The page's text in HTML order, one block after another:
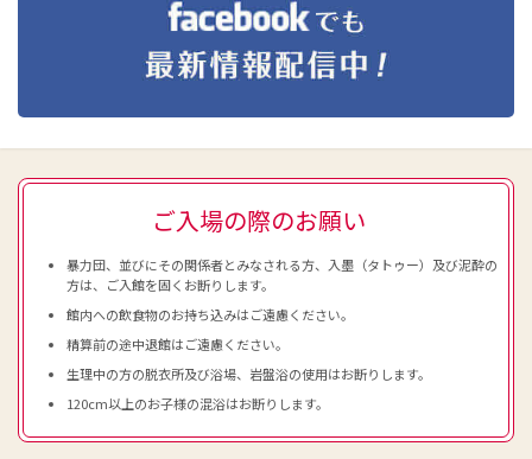
ご入場の際のお願い
暴力団、並びにその関係者とみなされる方、入墨（タトゥー）及び泥酔の
方は、ご入館を固くお断りします。
館内への飲食物のお持ち込みはご遠慮ください。
精算前の途中退館はご遠慮ください。
生理中の方の脱衣所及び浴場、岩盤浴の使用はお断りします。
120cm以上のお子様の混浴はお断りします。